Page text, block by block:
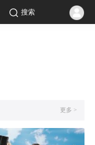
搜索
更多 >